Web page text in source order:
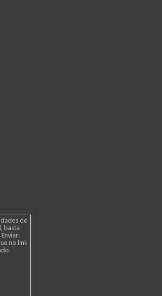
do
basta
no link